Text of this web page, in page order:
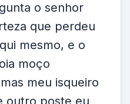
o senhor
que perdeu
mesmo, e o
moço
meu isqueiro
outro poste eu